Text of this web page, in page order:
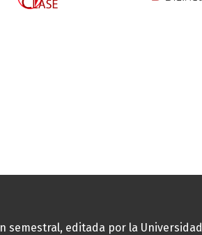
semestral, editada por la Universidad